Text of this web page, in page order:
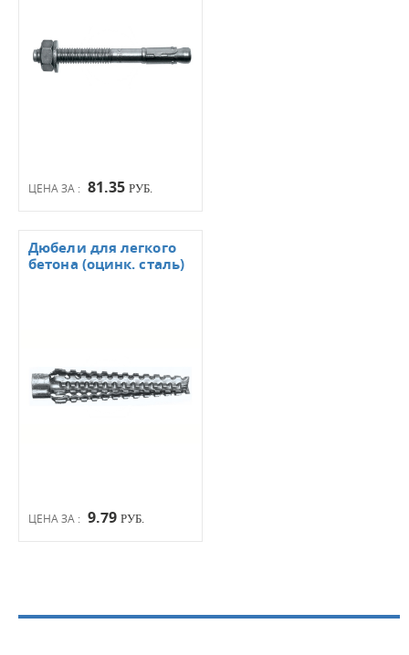
ЦЕНА ЗА : 81.35 РУБ.
ЦЕНА ЗА : 9.79 РУБ.
Дюбели для легкого
бетона (оцинк. сталь)